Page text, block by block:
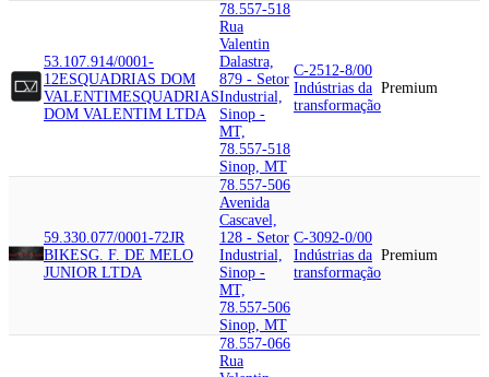
53.107.914/0001-
12ESQUADRIAS DOM
VALENTIMESQUADRIAS
DOM VALENTIM LTDA
78.557-518
Rua
Valentin
Dalastra,
879 - Setor
Industrial,
Sinop -
MT,
78.557-518
Sinop, MT
C-2512-8/00
Indústrias da
transformação
Premium
59.330.077/0001-72JR
BIKESG. F. DE MELO
JUNIOR LTDA
78.557-506
Avenida
Cascavel,
128 - Setor
Industrial,
Sinop -
MT,
78.557-506
Sinop, MT
C-3092-0/00
Indústrias da
transformação
Premium
78.557-066
Rua